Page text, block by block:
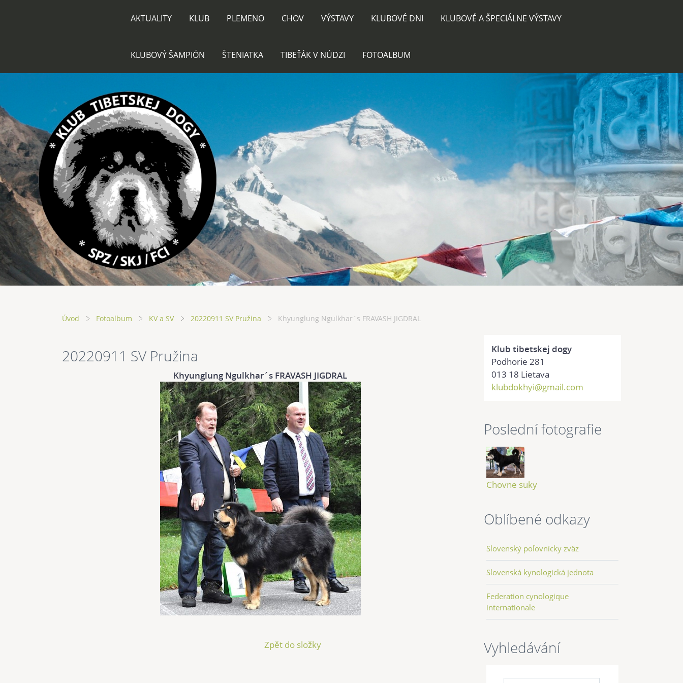
AKTUALITY KLUB PLEMENO CHOV VÝSTAVY KLUBOVÉ DNI KLUBOVÉ A ŠPECIÁLNE VÝSTAVY
KLUBOVÝ ŠAMPIÓN ŠTENIATKA TIBEŤÁK V NÚDZI FOTOALBUM
Úvod Fotoalbum KV a SV 20220911 SV Pružina Khyunglung Ngulkhar´s FRAVASH JIGDRAL
20220911 SV Pružina
Khyunglung Ngulkhar´s FRAVASH JIGDRAL
Zpět do složky
Klub tibetskej dogy
Podhorie 281
013 18 Lietava
klubdokhyi@gmail.com
Poslední fotografie
Chovne suky
Oblíbené odkazy
Slovenský poľovnícky zväz
Slovenská kynologická jednota
Federation cynologique
internationale
Vyhledávání